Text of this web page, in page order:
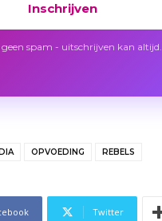
Inschrijven
geen spam - uitschrijven kan altijd.
OPVOEDING REBELS
Twitter